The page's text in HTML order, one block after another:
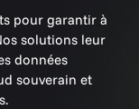
pour garantir à
solutions leur
données
souverain et